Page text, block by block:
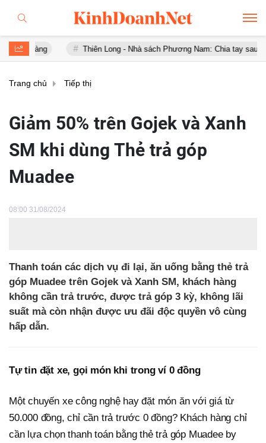
Thiên Long - Nhà sách Phương Nam: Chia tay sau chưa đầy
Trang chủ Tiếp thị
Giảm 50% trên Gojek và Xanh
SM khi dùng Thẻ trả góp
Muadee
08:00 31/08/2024
Thanh toán các dịch vụ đi lại, ăn uống bằng thẻ trả
góp Muadee trên Gojek và Xanh SM, khách hàng
không cần trả trước, được trả góp 3 kỳ, không lãi
suất mà còn nhận được ưu đãi độc quyền vô cùng
hấp dẫn.
Tựtin đặt xe, gọi món khi trong ví 0 đồng
Một chuyến xe công nghệ hay đặt món ăn với giá từ
50.000 đồng, chỉ cần trả trước 0 đồng? Khách hàng chỉ
cần lựa chọn thanh toán bằng thẻ trả góp Muadee by